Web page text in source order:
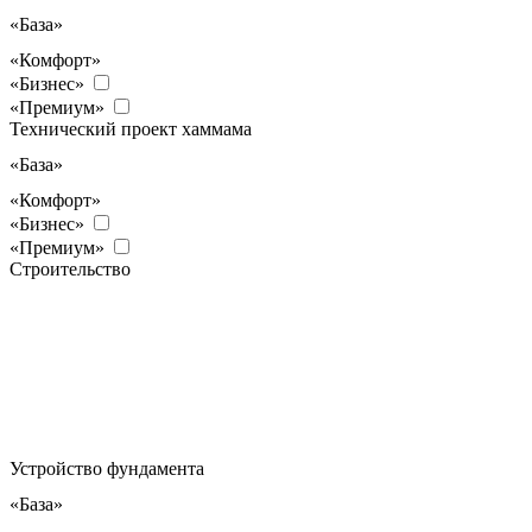
«База»
«Комфорт»
«Бизнес»
«Премиум»
Технический проект хаммама
«База»
«Комфорт»
«Бизнес»
«Премиум»
Строительство
Устройство фундамента
«База»